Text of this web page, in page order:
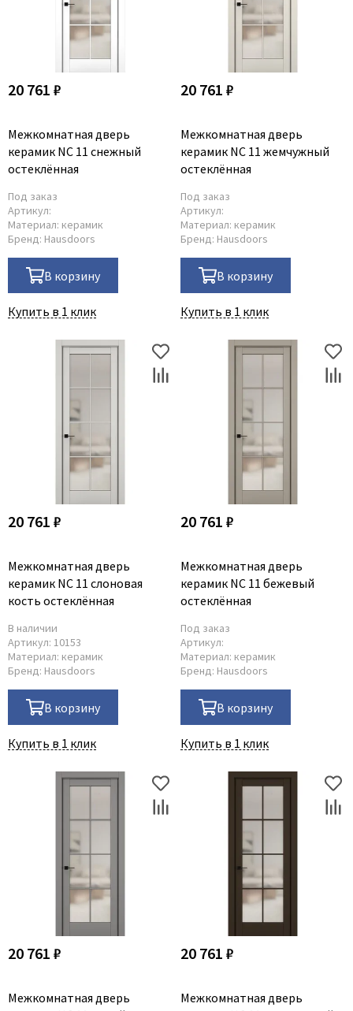
20 761 ₽
Межкомнатная дверь
керамик NC 11 снежный
остеклённая
Под заказ
Артикул:
Материал: керамик
Бренд: Hausdoors
В корзину
Купить в 1 клик
20 761 ₽
Межкомнатная дверь
керамик NC 11 жемчужный
остеклённая
Под заказ
Артикул:
Материал: керамик
Бренд: Hausdoors
В корзину
Купить в 1 клик
20 761 ₽
Межкомнатная дверь
керамик NC 11 слоновая
кость остеклённая
В наличии
Артикул: 10153
Материал: керамик
Бренд: Hausdoors
В корзину
Купить в 1 клик
20 761 ₽
Межкомнатная дверь
керамик NC 11 бежевый
остеклённая
Под заказ
Артикул:
Материал: керамик
Бренд: Hausdoors
В корзину
Купить в 1 клик
20 761 ₽
Межкомнатная дверь
20 761 ₽
Межкомнатная дверь